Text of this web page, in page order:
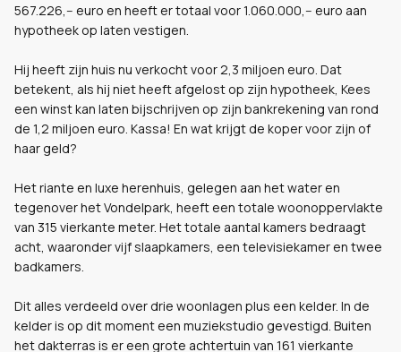
567.226,-- euro en heeft er totaal voor 1.060.000,-- euro aan
hypotheek op laten vestigen.
Hij heeft zijn huis nu verkocht voor 2,3 miljoen euro. Dat
betekent, als hij niet heeft afgelost op zijn hypotheek, Kees
een winst kan laten bijschrijven op zijn bankrekening van rond
de 1,2 miljoen euro. Kassa! En wat krijgt de koper voor zijn of
haar geld?
Het riante en luxe herenhuis, gelegen aan het water en
tegenover het Vondelpark, heeft een totale woonoppervlakte
van 315 vierkante meter. Het totale aantal kamers bedraagt
acht, waaronder vijf slaapkamers, een televisiekamer en twee
badkamers.
Dit alles verdeeld over drie woonlagen plus een kelder. In de
kelder is op dit moment een muziekstudio gevestigd. Buiten
het dakterras is er een grote achtertuin van 161 vierkante